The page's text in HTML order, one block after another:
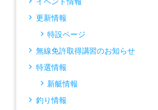
更新情報
特設ページ
無線免許取得講習のお知らせ
特選情報
新艇情報
釣り情報